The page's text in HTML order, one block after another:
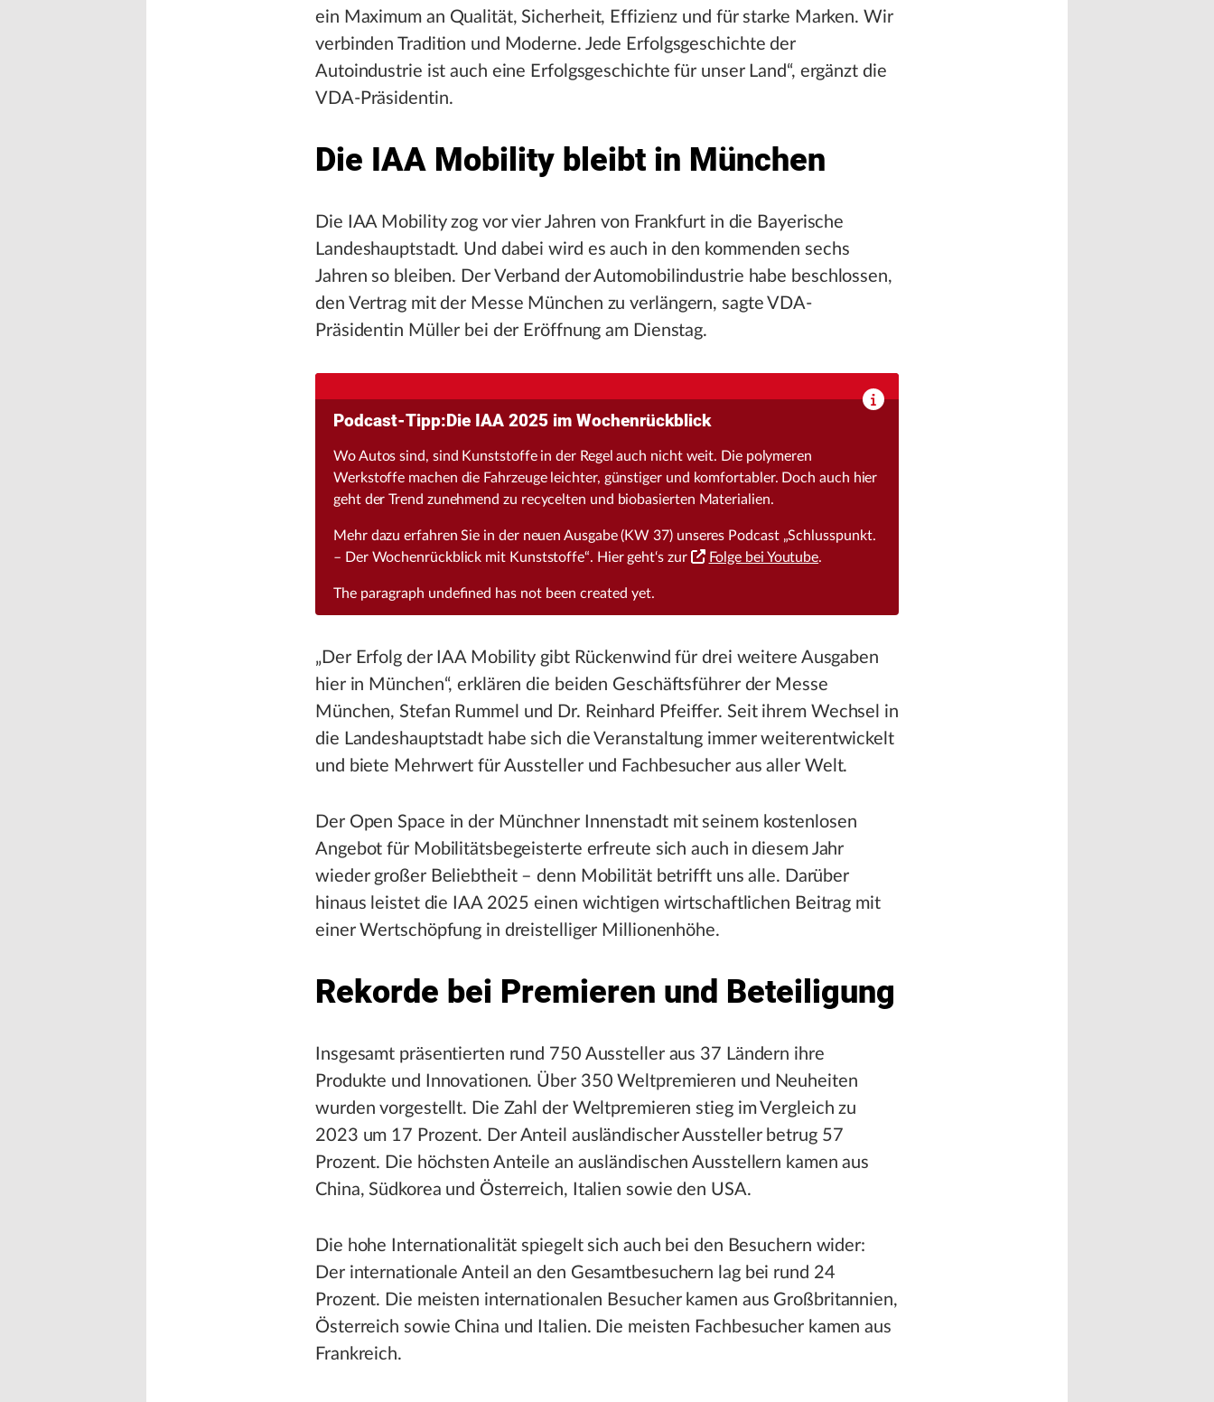
ein Maximum an Qualität, Sicherheit, Effizienz und für starke Marken. Wir
verbinden Tradition und Moderne. Jede Erfolgsgeschichte der
Autoindustrie ist auch eine Erfolgsgeschichte für unser Land“, ergänzt die
VDA-Präsidentin.
Die IAA Mobility bleibt in München
Die IAA Mobility zog vor vier Jahren von Frankfurt in die Bayerische
Landeshauptstadt. Und dabei wird es auch in den kommenden sechs
Jahren so bleiben. Der Verband der Automobilindustrie habe beschlossen,
den Vertrag mit der Messe München zu verlängern, sagte VDA-
Präsidentin Müller bei der Eröffnung am Dienstag.
Podcast-Tipp:Die IAA 2025 im Wochenrückblick
Wo Autos sind, sind Kunststoffe in der Regel auch nicht weit. Die polymeren
Werkstoffe machen die Fahrzeuge leichter, günstiger und komfortabler. Doch auch hier
geht der Trend zunehmend zu recycelten und biobasierten Materialien.
Mehr dazu erfahren Sie in der neuen Ausgabe (KW 37) unseres Podcast „Schlusspunkt.
– Der Wochenrückblick mit Kunststoffe“. Hier geht‘s zur
Folge bei Youtube.
The paragraph undefined has not been created yet.
„Der Erfolg der IAA Mobility gibt Rückenwind für drei weitere Ausgaben
hier in München“, erklären die beiden Geschäftsführer der Messe
München, Stefan Rummel und Dr. Reinhard Pfeiffer. Seit ihrem Wechsel in
die Landeshauptstadt habe sich die Veranstaltung immer weiterentwickelt
und biete Mehrwert für Aussteller und Fachbesucher aus aller Welt.
Der Open Space in der Münchner Innenstadt mit seinem kostenlosen
Angebot für Mobilitätsbegeisterte erfreute sich auch in diesem Jahr
wieder großer Beliebtheit – denn Mobilität betrifft uns alle. Darüber
hinaus leistet die IAA 2025 einen wichtigen wirtschaftlichen Beitrag mit
einer Wertschöpfung in dreistelliger Millionenhöhe.
Rekorde bei Premieren und Beteiligung
Insgesamt präsentierten rund 750 Aussteller aus 37 Ländern ihre
Produkte und Innovationen. Über 350 Weltpremieren und Neuheiten
wurden vorgestellt. Die Zahl der Weltpremieren stieg im Vergleich zu
2023 um 17 Prozent. Der Anteil ausländischer Aussteller betrug 57
Prozent. Die höchsten Anteile an ausländischen Ausstellern kamen aus
China, Südkorea und Österreich, Italien sowie den USA.
Die hohe Internationalität spiegelt sich auch bei den Besuchern wider:
Der internationale Anteil an den Gesamtbesuchern lag bei rund 24
Prozent. Die meisten internationalen Besucher kamen aus Großbritannien,
Österreich sowie China und Italien. Die meisten Fachbesucher kamen aus
Frankreich.